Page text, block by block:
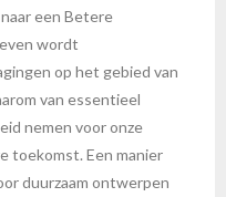
een Betere
wordt
op het gebied van
van essentieel
nemen voor onze
toekomst. Een manier
duurzaam ontwerpen